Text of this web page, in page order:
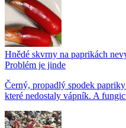
Hnědé skvrny na paprikách
Problém je jinde
Černý, propadlý spodek
které nedostaly vápník. A